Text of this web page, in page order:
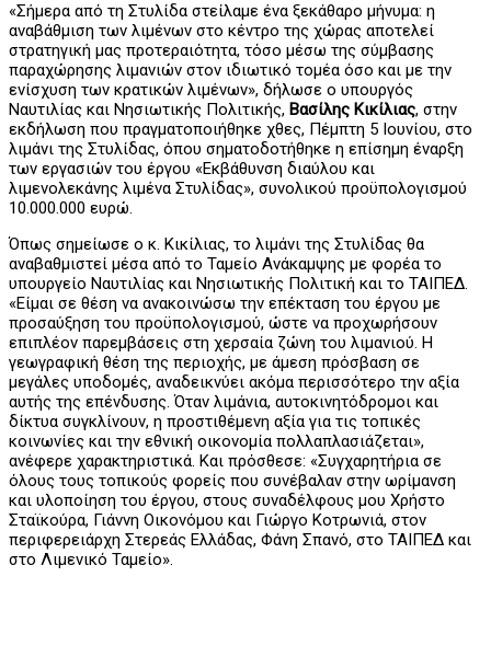
«Σήμερα από τη Στυλίδα στείλαμε ένα ξεκάθαρο μήνυμα: η
αναβάθμιση των λιμένων στο κέντρο της χώρας αποτελεί
στρατηγική μας προτεραιότητα, τόσο μέσω της σύμβασης
παραχώρησης λιμανιών στον ιδιωτικό τομέα όσο και με την
ενίσχυση των κρατικών λιμένων», δήλωσε ο υπουργός
Ναυτιλίας και Νησιωτικής Πολιτικής, Βασίλης Κικίλιας, στην
εκδήλωση που πραγματοποιήθηκε χθες, Πέμπτη 5 Ιουνίου, στο
λιμάνι της Στυλίδας, όπου σηματοδοτήθηκε η επίσημη έναρξη
των εργασιών του έργου «Εκβάθυνση διαύλου και
λιμενολεκάνης λιμένα Στυλίδας», συνολικού προϋπολογισμού
10.000.000 ευρώ.
Όπως σημείωσε ο κ. Κικίλιας, το λιμάνι της Στυλίδας θα
αναβαθμιστεί μέσα από το Ταμείο Ανάκαμψης με φορέα το
υπουργείο Ναυτιλίας και Νησιωτικής Πολιτική και το ΤΑΙΠΕΔ.
«Είμαι σε θέση να ανακοινώσω την επέκταση του έργου με
προσαύξηση του προϋπολογισμού, ώστε να προχωρήσουν
επιπλέον παρεμβάσεις στη χερσαία ζώνη του λιμανιού. Η
γεωγραφική θέση της περιοχής, με άμεση πρόσβαση σε
μεγάλες υποδομές, αναδεικνύει ακόμα περισσότερο την αξία
αυτής της επένδυσης. Όταν λιμάνια, αυτοκινητόδρομοι και
δίκτυα συγκλίνουν, η προστιθέμενη αξία για τις τοπικές
κοινωνίες και την εθνική οικονομία πολλαπλασιάζεται»,
ανέφερε χαρακτηριστικά. Και πρόσθεσε: «Συγχαρητήρια σε
όλους τους τοπικούς φορείς που συνέβαλαν στην ωρίμανση
και υλοποίηση του έργου, στους συναδέλφους μου Χρήστο
Σταϊκούρα, Γιάννη Οικονόμου και Γιώργο Κοτρωνιά, στον
περιφερειάρχη Στερεάς Ελλάδας, Φάνη Σπανό, στο ΤΑΙΠΕΔ και
στο Λιμενικό Ταμείο».